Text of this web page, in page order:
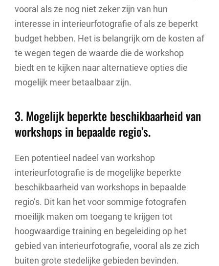
vooral als ze nog niet zeker zijn van hun
interesse in interieurfotografie of als ze beperkt
budget hebben. Het is belangrijk om de kosten af
te wegen tegen de waarde die de workshop
biedt en te kijken naar alternatieve opties die
mogelijk meer betaalbaar zijn.
3. Mogelijk beperkte beschikbaarheid van
workshops in bepaalde regio’s.
Een potentieel nadeel van workshop
interieurfotografie is de mogelijke beperkte
beschikbaarheid van workshops in bepaalde
regio’s. Dit kan het voor sommige fotografen
moeilijk maken om toegang te krijgen tot
hoogwaardige training en begeleiding op het
gebied van interieurfotografie, vooral als ze zich
buiten grote stedelijke gebieden bevinden.